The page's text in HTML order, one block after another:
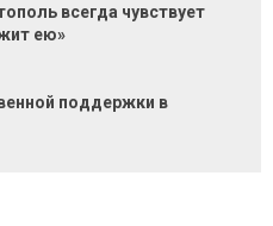
всегда чувствует
ею»
поддержки в